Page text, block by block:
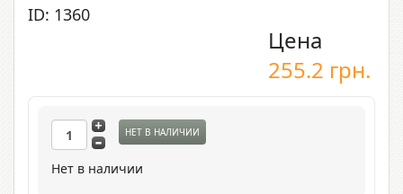
ID: 1360
Цена
255.2 грн.
НЕТ В НАЛИЧИИ
Нет в наличии